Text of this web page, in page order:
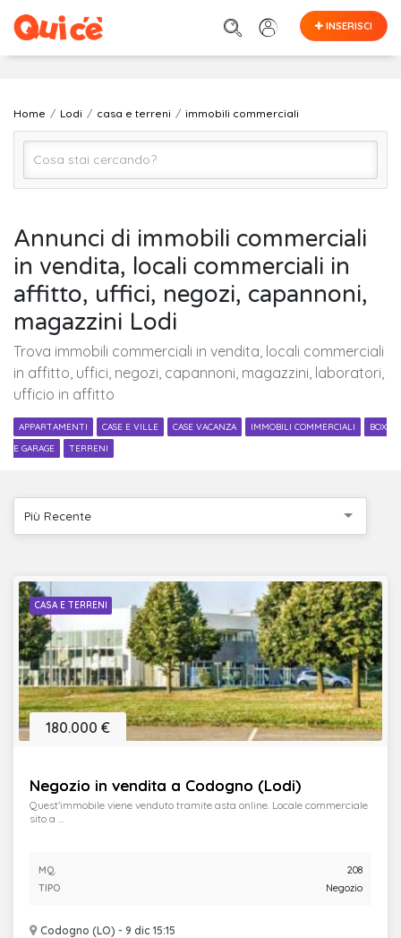
INSERISCI
Home Lodi casa e terreni immobili commerciali
Lodi
Annunci di immobili commerciali
in vendita, locali commerciali in
affitto, uffici, negozi, capannoni,
magazzini Lodi
Trova immobili commerciali in vendita, locali commerciali
in affitto, uffici, negozi, capannoni, magazzini, laboratori,
ufficio in affitto
APPARTAMENTI CASE E VILLE CASE VACANZA IMMOBILI COMMERCIALI
BOX
E GARAGE
TERRENI
Più Recente
CASA E TERRENI
Negozio in vendita a Codogno (Lodi)
Codogno (LO) - 9 dic 15:15
180.000 €
Quest’immobile viene venduto tramite asta online. Locale commerciale
sito a ...
MQ.
208
TIPO
Negozio